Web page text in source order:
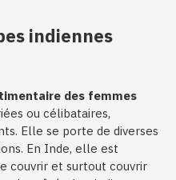
indiennes
des femmes
ou célibataires,
Elle se porte de diverses
En Inde, elle est
couvrir et surtout couvrir